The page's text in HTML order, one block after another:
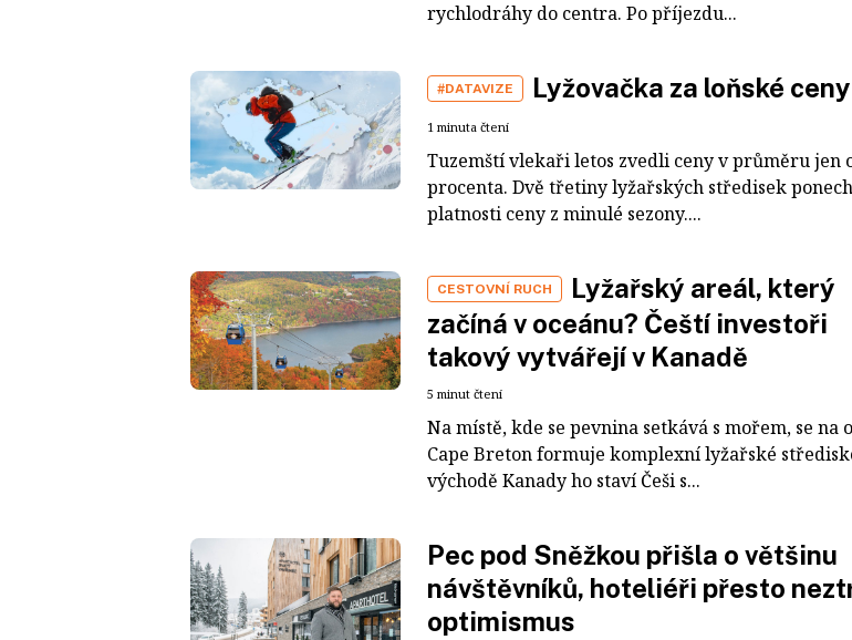
rychlodráhy do centra. Po příjezdu...
#DATAVIZE Lyžovačka za loňské ceny
1 minuta čtení
Tuzemští vlekaři letos zvedli ceny v průměru jen
procenta. Dvě třetiny lyžařských středisek
platnosti ceny z minulé sezony....
CESTOVNÍ RUCH
Lyžařský areál, který
začíná v oceánu? Čeští investoři
takový vytvářejí v Kanadě
5 minut čtení
Na místě, kde se pevnina setkává s mořem, se na
Cape Breton formuje komplexní lyžařské
východě Kanady ho staví Češi s...
Pec pod Sněžkou přišla o většinu
návštěvníků, hoteliéři přesto
optimismus